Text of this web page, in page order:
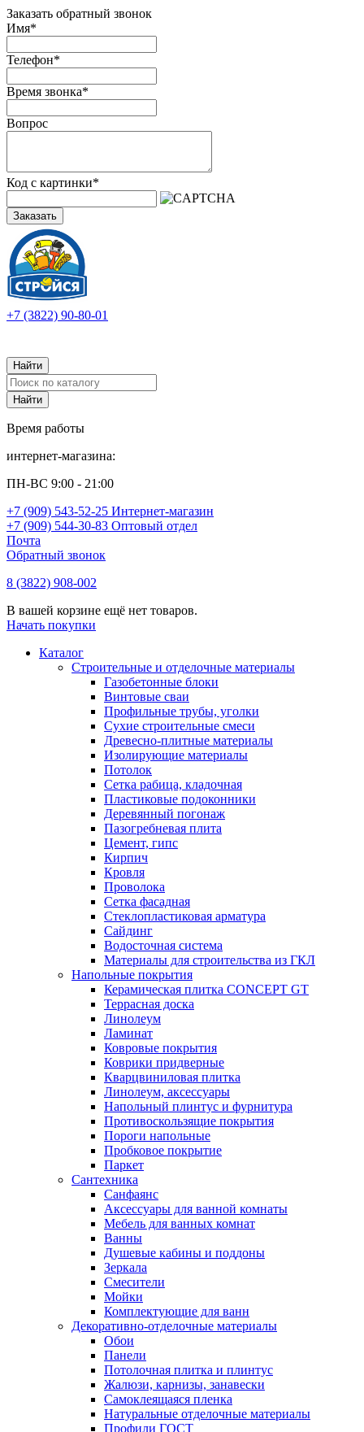
Заказать обратный звонок
Имя*
Телефон*
Время звонка*
Вопрос
Код с картинки*
Заказать
+7 (3822) 90-80-01
Время работы
интернет-магазина:
ПН-ВС 9:00 - 21:00
+7 (909) 543-52-25 Интернет-магазин
+7 (909) 544-30-83 Оптовый отдел
Почта
Обратный звонок
8 (3822) 908-002
В вашей корзине ещё нет товаров.
Начать покупки
Каталог
Строительные и отделочные материалы
Газобетонные блоки
Винтовые сваи
Профильные трубы, уголки
Сухие строительные смеси
Древесно-плитные материалы
Изолирующие материалы
Потолок
Сетка рабица, кладочная
Пластиковые подоконники
Деревянный погонаж
Пазогребневая плита
Цемент, гипс
Кирпич
Кровля
Проволока
Сетка фасадная
Стеклопластиковая арматура
Сайдинг
Водосточная система
Материалы для строительства из ГКЛ
Напольные покрытия
Керамическая плитка CONCEPT GT
Террасная доска
Линолеум
Ламинат
Ковровые покрытия
Коврики придверные
Кварцвиниловая плитка
Линолеум, аксессуары
Напольный плинтус и фурнитура
Противоскользящие покрытия
Пороги напольные
Пробковое покрытие
Паркет
Сантехника
Санфаянс
Аксессуары для ванной комнаты
Мебель для ванных комнат
Ванны
Душевые кабины и поддоны
Зеркала
Смесители
Мойки
Комплектующие для ванн
Декоративно-отделочные материалы
Обои
Панели
Потолочная плитка и плинтус
Жалюзи, карнизы, занавески
Самоклеящаяся пленка
Натуральные отделочные материалы
Профили ГОСТ